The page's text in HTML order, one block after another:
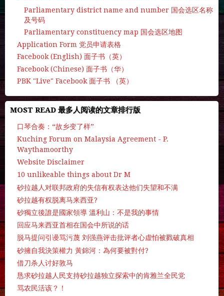
Parliamentary district name and number 国会选区名称
及号码
Parliamentary constituency map 国会选区地图
Application Form 党员申请表格
Facebook (English) 面子书（英）
Facebook (Chinese) 面子书（华）
PBK "Live" Facebook 面子书 （英）
MOST READ 最多人阅读的文章排行版
口琴合奏：“故乡变了样”
Kuching Forum on Malaysia Agreement - P.
Waythamoorthy
Website Disclaimer
10 unlikeable things about Dr M
砂拉越人对联邦政府的失信有权表达他们失望和不满
砂拉越有权脱离马来西亚?
砂獨立後誰是國家領導 溫利山：不是我的事情
回应马来西亚首相在国会中所说的话
脱马提问引谩骂污蔑 刘强燕评击批评者心虚怕被戮破真相
砂擁自我決策權力 黃錦河：為何要被對付?
借刀杀人讨好敦马
恳求砂拉越人民支持砂拉越独立探索中的肯雅兰全民党
骂农民活该？！